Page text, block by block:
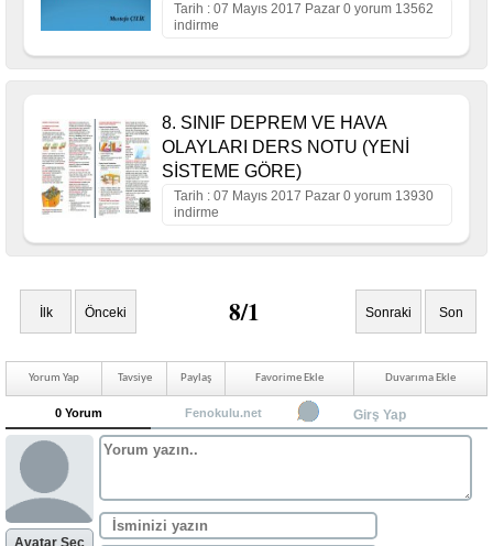
Tarih : 07 Mayıs 2017 Pazar 0 yorum 13562
indirme
8. SINIF DEPREM VE HAVA
OLAYLARI DERS NOTU (YENİ
SİSTEME GÖRE)
Tarih : 07 Mayıs 2017 Pazar 0 yorum 13930
indirme
İlk Önceki 8/1 Sonraki Son
Yorum Yap Tavsiye Paylaş Favorime Ekle Duvarıma Ekle
0 Yorum Fenokulu.net Girş Yap
Avatar Seç